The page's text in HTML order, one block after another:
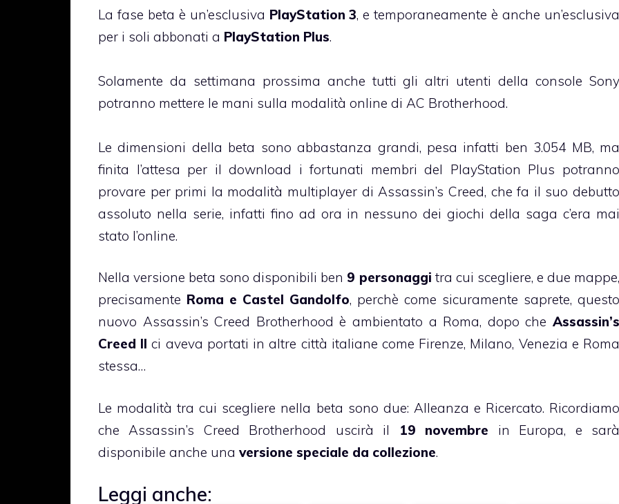
La fase beta è un’esclusiva PlayStation 3, e temporaneamente è anche un’esclusiva
per i soli abbonati a PlayStation Plus.
Solamente da settimana prossima anche tutti gli altri utenti della console Sony
potranno mettere le mani sulla modalità online di AC Brotherhood.
Le dimensioni della beta sono abbastanza grandi, pesa infatti ben 3.054 MB, ma
finita l’attesa per il download i fortunati membri del PlayStation Plus potranno
provare per primi la modalità multiplayer di Assassin’s Creed, che fa il suo debutto
assoluto nella serie, infatti fino ad ora in nessuno dei giochi della saga c’era mai
stato l’online.
Nella versione beta sono disponibili ben 9 personaggi tra cui scegliere, e due mappe,
precisamente Roma e Castel Gandolfo, perchè come sicuramente saprete, questo
nuovo Assassin’s Creed Brotherhood è ambientato a Roma, dopo che Assassin’s
Creed II ci aveva portati in altre città italiane come Firenze, Milano, Venezia e Roma
stessa…
Le modalità tra cui scegliere nella beta sono due: Alleanza e Ricercato. Ricordiamo
che Assassin’s Creed Brotherhood uscirà il 19 novembre in Europa, e sarà
disponibile anche una versione speciale da collezione.
Leggi anche: